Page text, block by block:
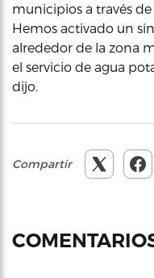
municipios a través
Hemos activado un
alrededor de la zona
el servicio de agua
dijo.
Compartir